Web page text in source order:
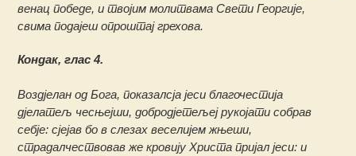
венац победе, и твојим молитвама Свети Георгије,
свима подајеш опроштај грехова.
Кондак, глас 4.
Воздјелан од Бога, показалсја јеси благочестија
дјелатељ чесњејши, добродјетељеј рукојати собрав
себје: сјејав бо в слезах веселијем жњеши,
страдалчествовав же кровију Христа пријал јеси: и